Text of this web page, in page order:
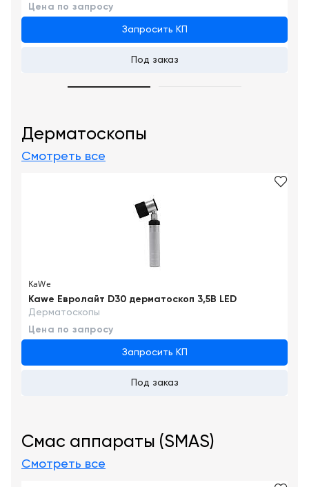
Цена по запросу
Запросить КП
Под заказ
Дерматоскопы
Смотреть все
KaWe
Kawe Евролайт D30 дерматоскоп 3,5В LED
Дерматоскопы
Цена по запросу
Запросить КП
Под заказ
Смас аппараты (SMAS)
Смотреть все